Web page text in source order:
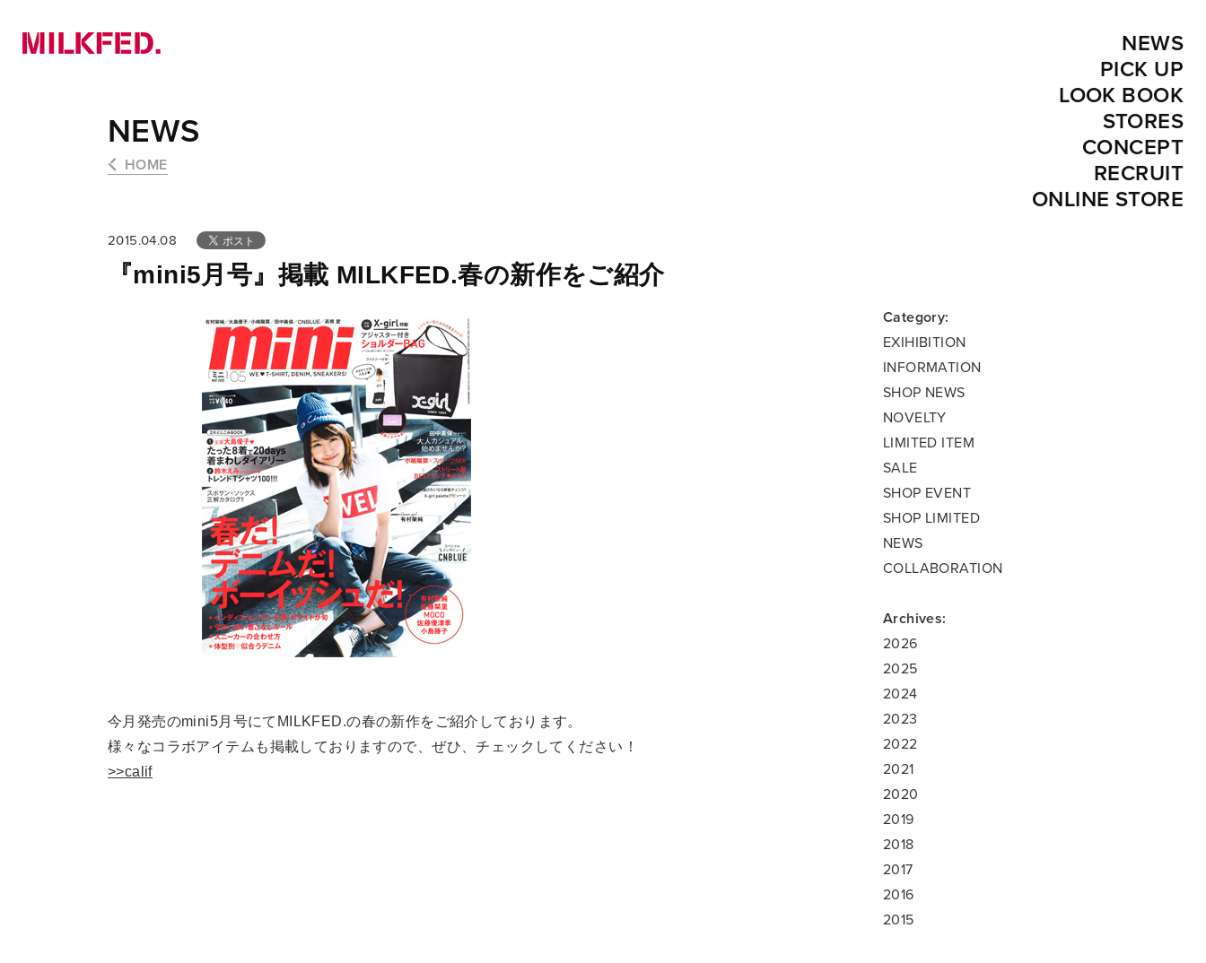
NEWS
PICK UP
LOOK BOOK
STORES
CONCEPT
RECRUIT
ONLINE STORE
NEWS
HOME
2015.04.08
『mini5月号』掲載 MILKFED.春の新作をご紹介
今月発売のmini5月号にてMILKFED.の春の新作をご紹介しております。
様々なコラボアイテムも掲載しておりますので、ぜひ、チェックしてください！
>>calif
Category:
EXIHIBITION
INFORMATION
SHOP NEWS
NOVELTY
LIMITED ITEM
SALE
SHOP EVENT
SHOP LIMITED
NEWS
COLLABORATION
Archives:
2026
2025
2024
2023
2022
2021
2020
2019
2018
2017
2016
2015